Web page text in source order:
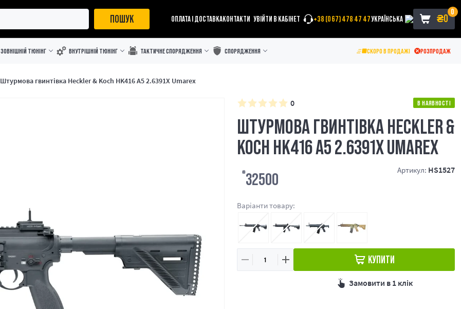
ПОШУК ОПЛАТА І ДОСТАВКАКОНТАКТИ УВІЙТИ В КАБІНЕТ +38 (067) 478 47 47УКРАЇНСЬКА
0
₴0
ЗОВНІШНІЙ ТЮНІНГ ВНУТРІШНІЙ ТЮНІНГ ТАКТИЧНЕ СПОРЯДЖЕННЯ СПОРЯДЖЕННЯ СКОРО В ПРОДАЖІ РОЗПРОДАЖ
Штурмова гвинтівка Heckler & Koch HK416 A5 2.6391X Umarex
0 В НАЯВНОСТІ
ШТУРМОВА ГВИНТІВКА HECKLER &
KOCH HK416 A5 2.6391X UMAREX
₴32500 Артикул: HS1527
Варіанти товару:
КУПИТИ
Замовити в 1 клік